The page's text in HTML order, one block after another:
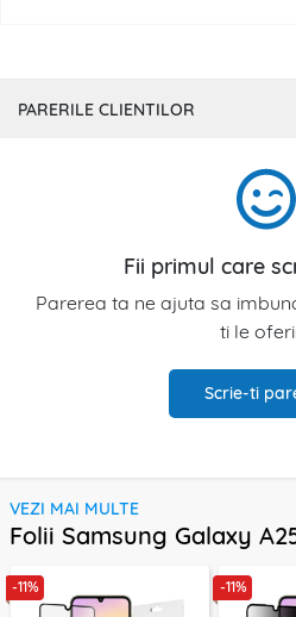
PARERILE CLIENTILOR
Fii primul care
Parerea ta ne ajuta sa
ti le
Scrie-ti
VEZI MAI MULTE
Folii Samsung Galaxy
-11% -11%